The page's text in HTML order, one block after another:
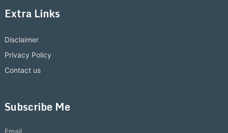
Extra Links
Disclaimer
Privacy Policy
Contact us
Subscribe Me
Email